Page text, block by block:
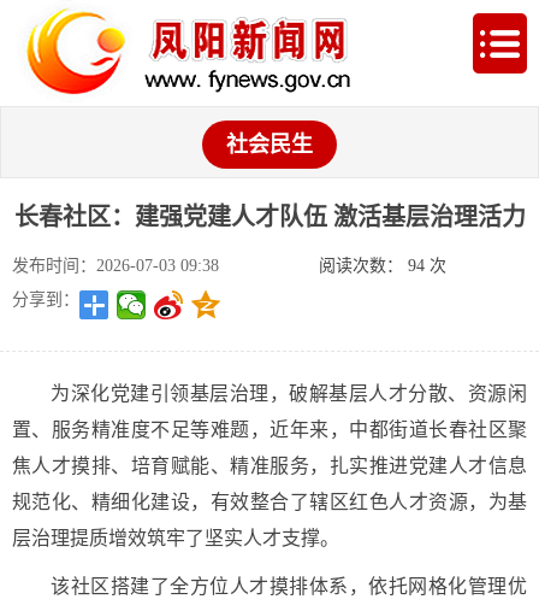
社会民生
长春社区：建强党建人才队伍 激活基层治理活力
发布时间：2026-07-03 09:38 阅读次数： 94次
分享到：
为深化党建引领基层治理，破解基层人才分散、资源闲
置、服务精准度不足等难题，近年来，中都街道长春社区聚
焦人才摸排、培育赋能、精准服务，扎实推进党建人才信息
规范化、精细化建设，有效整合了辖区红色人才资源，为基
层治理提质增效筑牢了坚实人才支撑。
该社区搭建了全方位人才摸排体系，依托网格化管理优